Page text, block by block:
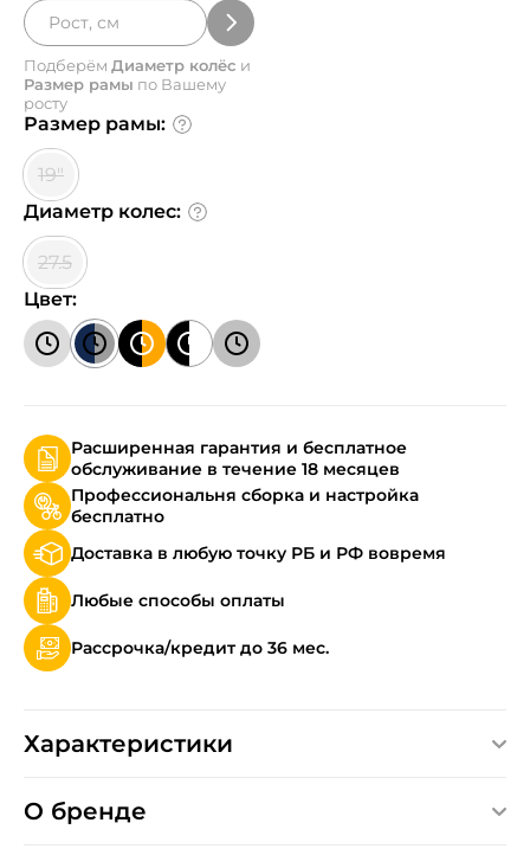
Подберём Диаметр колёс и
Размер рамы по Вашему
росту
Размер рамы:
19"
Диаметр колес:
27.5
Цвет:
Расширенная гарантия и бесплатное
обслуживание в течение 18 месяцев
Профессиональня сборка и настройка
бесплатно
Доставка в любую точку РБ и РФ вовремя
Любые способы оплаты
Рассрочка/кредит до 36 мес.
Характеристики
О бренде